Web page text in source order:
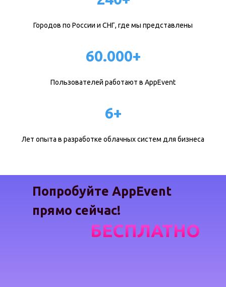
Городов по России и СНГ, где мы представлены
60.000+
Пользователей работают в AppEvent
6+
Лет опыта в разработке облачных систем для бизнеса
Попробуйте AppEvent
прямо сейчас!
БЕСПЛАТНО